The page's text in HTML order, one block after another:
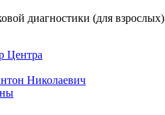
диагностики (для взрослых)
Центра